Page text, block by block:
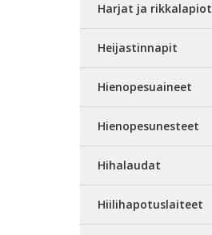
Harjat ja rikkalapiot
Heijastinnapit
Hienopesuaineet
Hienopesunesteet
Hihalaudat
Hiilihapotuslaiteet